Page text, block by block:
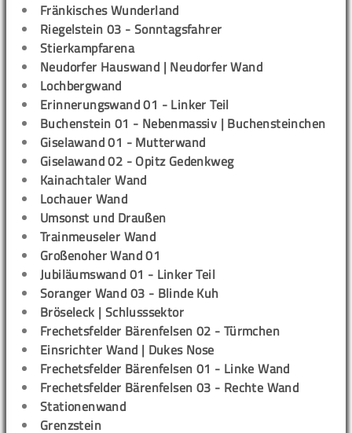
Fränkisches Wunderland
Riegelstein 03 - Sonntagsfahrer
Stierkampfarena
Neudorfer Hauswand | Neudorfer Wand
Lochbergwand
Erinnerungswand 01 - Linker Teil
Buchenstein 01 - Nebenmassiv | Buchensteinchen
Giselawand 01 - Mutterwand
Giselawand 02 - Opitz Gedenkweg
Kainachtaler Wand
Lochauer Wand
Umsonst und Draußen
Trainmeuseler Wand
Großenoher Wand 01
Jubiläumswand 01 - Linker Teil
Soranger Wand 03 - Blinde Kuh
Bröseleck | Schlusssektor
Frechetsfelder Bärenfelsen 02 - Türmchen
Einsrichter Wand | Dukes Nose
Frechetsfelder Bärenfelsen 01 - Linke Wand
Frechetsfelder Bärenfelsen 03 - Rechte Wand
Stationenwand
Grenzstein